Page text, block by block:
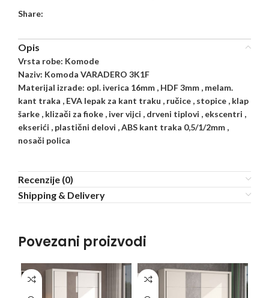
Share:
Opis
Vrsta robe: Komode
Naziv: Komoda VARADERO 3K1F
Materijal izrade: opl. iverica 16mm , HDF 3mm , melam.
kant traka , EVA lepak za kant traku , ručice , stopice , klap
šarke , klizači za fioke , iver vijci , drveni tiplovi , ekscentri ,
ekserići , plastični delovi , ABS kant traka 0,5/1/2mm ,
nosači polica
Recenzije (0)
Shipping & Delivery
Povezani proizvodi